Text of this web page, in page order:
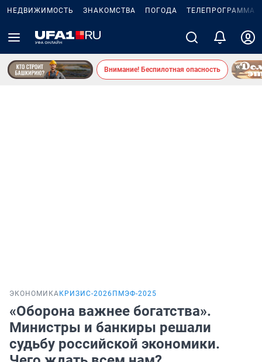
НЕДВИЖИМОСТЬ ЗНАКОМСТВА ПОГОДА ТЕЛЕПРОГРАММА
Внимание! Беспилотная опасность
ЭКОНОМИКА КРИЗИС-2026 ПМЭФ-2025
«Оборона важнее богатства».
Министры и банкиры решали
судьбу российской экономики.